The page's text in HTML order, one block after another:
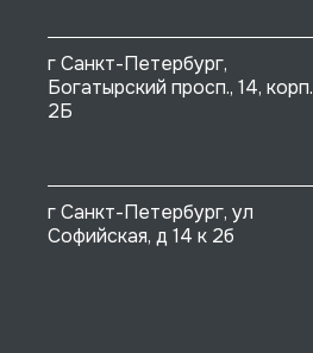
г Санкт-Петербург,
Богатырский просп., 14, корп.
2Б
г Санкт-Петербург, ул
Софийская, д 14 к 2б